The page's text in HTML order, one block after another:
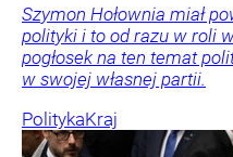
Szymon Hołownia miał
polityki i to od razu w roli
pogłosek na ten temat
w swojej własnej partii.
PolitykaKraj